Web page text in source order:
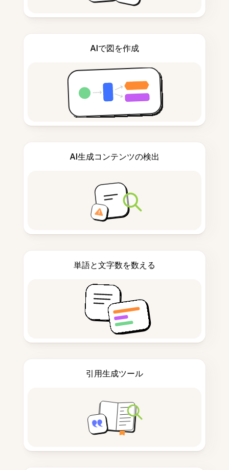
AIで図を作成
AI生成コンテンツの検出
単語と文字数を数える
引用生成ツール